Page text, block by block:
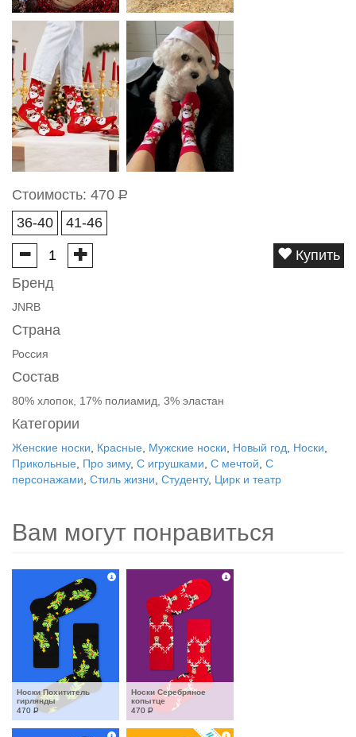
Стоимость: 470 Р
36-40
41-46
Купить
Бренд
JNRB
Страна
Россия
Состав
80% хлопок, 17% полиамид, 3% эластан
Категории
Женские носки Красные Мужские носки Новый год Носки
Прикольные
Про зиму, С игрушками С мечтой С
персонажами Стиль жизни Студенту, Цирк и театр
Вам могут понравиться
Носки Похититель
гирлянды
470 Р
Носки Серебряное
копытце
470 Р